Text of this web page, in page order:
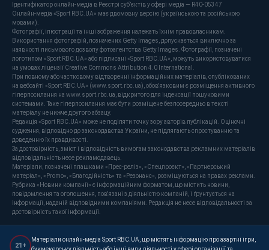
Ідентифікатор онлайн-медіа в Реєстрі суб’єктів у сфері медіа — R40-05347
Онлайн-медіа «Sport RBC.UA» має двомовну версію (українською та російською
мовами).
Фотографії, ілюстрації та інші зображення належать їхнім правовласникам.
Використання фотографій, позначених Getty Images, допускається виключно за
наявності письмового дозволу фотоагентства Getty Images. Фотографії, позначені
логотипом «Sport RBC.UA» або підписані «Sport RBC.UA», можуть використовуватися
на умовах ліцензії Creative Commons Attribution 4.0 International.
При повному або частковому відтворенні інформаційних матеріалів, опублікованих
на вебсайті «Sport RBC.UA» (www.sport.rbc.ua), обов'язковим є розміщення активного
гіперпосилання на www.sport.rbc.ua, відкритого для індексації пошуковими
системами. Таке гіперпосилання має бути розміщене безпосередньо в тексті
матеріалу не нижче другого абзацу.
Редакція «Sport RBC.UA» може не поділяти точку зору авторів публікацій. Оціночні
судження, відповідно до законодавства України, не підлягають спростуванню та
доведенню їх правдивості.
За достовірність, зміст і відповідність вимогам законодавства рекламних матеріалів
відповідальність несе рекламодавець.
Матеріали, позначені плашками «Прес-реліз», «Спецпроєкт», «Партнерський
матеріал», «Promo», «Благодійність» та «Резонанс», розміщуються на правах реклами.
Рубрика «Новини компанії» є інформаційним форматом, що містить новини,
повідомлення та оголошення, пов'язані з діяльністю компаній, і ґрунтується на
інформації, наданій відповідними компаніями. Редакція не несе відповідальності за
достовірність такої інформації.
21+
Матеріали онлайн-медіа Sport RBC.UA, що містять інформацію про азартні ігри,